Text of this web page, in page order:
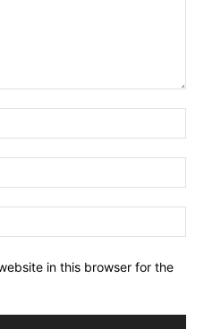
in this browser for the